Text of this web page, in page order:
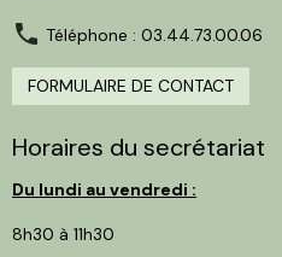
Téléphone : 03.44.73.00.06
FORMULAIRE DE CONTACT
Horaires du secrétariat
Du lundi au vendredi :
8h30 à 11h30